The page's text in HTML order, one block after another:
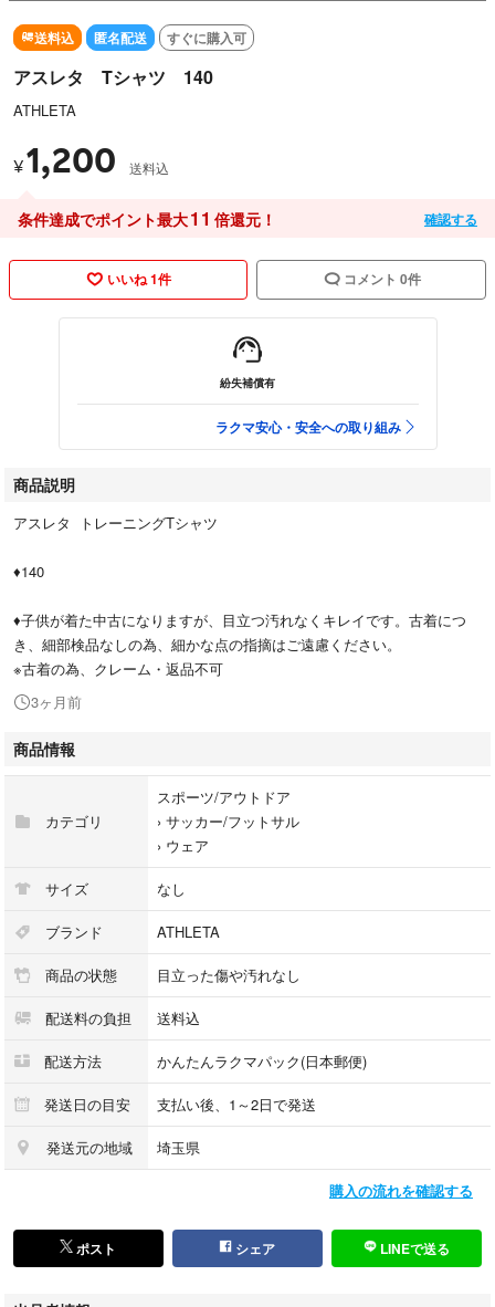
送料込 匿名配送 すぐに購入可
アスレタ Tシャツ 140
ATHLETA
¥1,200 送料込
条件達成でポイント最大11 倍還元！ 確認する
いいね 1件 コメント 0件
紛失補償有
ラクマ安心・安全への取り組み
商品説明
アスレタ トレーニングTシャツ
♦︎140
♦︎子供が着た中古になりますが、目立つ汚れなくキレイです。古着につ
き、細部検品なしの為、細かな点の指摘はご遠慮ください。
※古着の為、クレーム・返品不可
3ヶ月前
商品情報
カテゴリ
スポーツ/アウトドア
› サッカー/フットサル
› ウェア
サイズ なし
ブランド ATHLETA
商品の状態 目立った傷や汚れなし
配送料の負担 送料込
配送方法 かんたんラクマパック(日本郵便)
発送日の目安 支払い後、1～2日で発送
発送元の地域 埼玉県
購入の流れを確認する
ポスト シェア LINEで送る